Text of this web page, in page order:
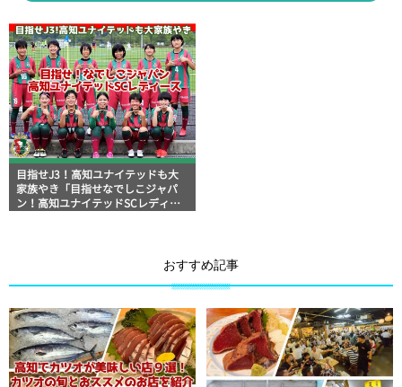
目指せJ3！高知ユナイテッドも大
家族やき「目指せなでしこジャパ
ン！高知ユナイテッドSCレディー
おすすめ記事